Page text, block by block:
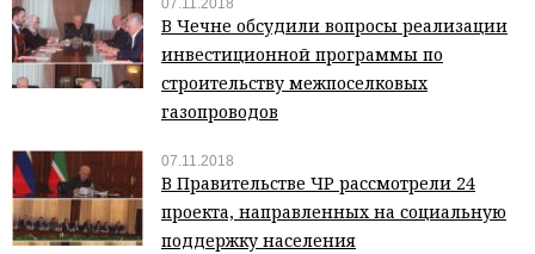
07.11.2018
В Чечне обсудили вопросы реализации
инвестиционной программы по
строительству межпоселковых
газопроводов
07.11.2018
В Правительстве ЧР рассмотрели 24
проекта, направленных на социальную
поддержку населения